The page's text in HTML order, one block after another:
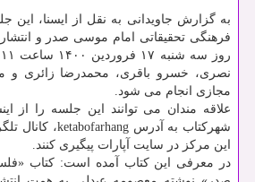
به گزارش جاویدانی به نقل از ایسنا،
فرهنگی تحقیقاتی امام موسی صدر و
نصری، خسرو باقری، محمدرضا زائری و
مجازی انجام می شود.
علاقه مندان می توانند این جلسه را از
این مرکز در سایت آپارات پیگیری کنند.
در معرفی این کتاب آمده است: کتاب